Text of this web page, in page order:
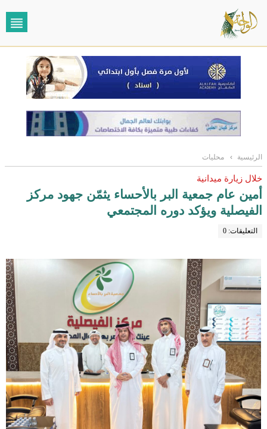
الرئيسية › محليات
خلال زيارة ميدانية
أمين عام جمعية البر بالأحساء يثمّن جهود مركز
الفيصلية ويؤكد دوره المجتمعي
التعليقات: 0